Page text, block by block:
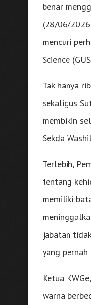
benar
(28/06/
mencuri
Science
Tak hanya
sekaligus
membikin
Sekda
Terlebih,
tentang
memiliki
jabatan
yang pernah
Ketua
warna